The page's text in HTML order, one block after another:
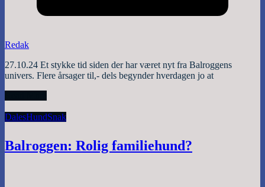
Redak
27.10.24 Et stykke tid siden der har været nyt fra Balroggens
univers. Flere årsager til,- dels begynder hverdagen jo at
DalesHundSnak
Balroggen: Rolig familiehund?